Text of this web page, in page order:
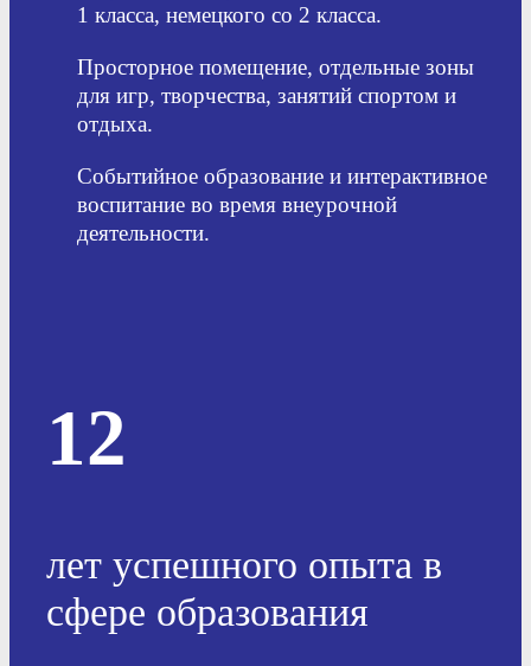
1 класса, немецкого со 2 класса.
Просторное помещение, отдельные зоны
для игр, творчества, занятий спортом и
отдыха.
Событийное образование и интерактивное
воспитание во время внеурочной
деятельности.
12
лет успешного опыта в
сфере образования